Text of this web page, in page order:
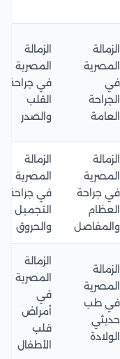
الزمالة
المصرية
في
الجراحة
العامة
الزمالة
المصرية
في جراحة
القلب
والصدر
الزمالة
المصرية
في جراحة
العظام
والمفاصل
الزمالة
المصرية
في جراحة
التجميل
والحروق
الزمالة
المصرية
في طب
حديثي
الولادة
الزمالة
المصرية
في
أمراض
قلب
الأطفال